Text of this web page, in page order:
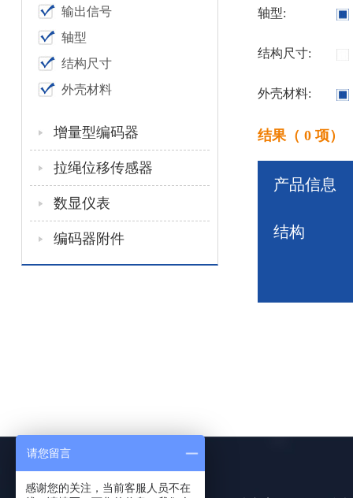
输出信号
轴型
结构尺寸
外壳材料
增量型编码器
拉绳位移传感器
数显仪表
编码器附件
轴型:
结构尺寸:
外壳材料:
结果（ 0 项）
产品信息
结构
请您留言
感谢您的关注，当前客服人员不在